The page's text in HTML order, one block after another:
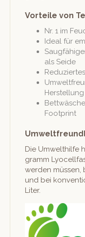
Vorteile von
Nr. 1 im
Ide­al für
als Seide
Herstellung
Footprint
Die Umwelthil­fe
gramm
wer­den müssen,
und bei
Liter.